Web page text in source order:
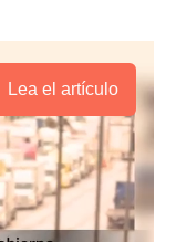
Lea el artículo